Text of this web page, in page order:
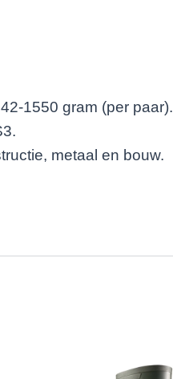
1550 gram (per paar).
metaal en bouw.